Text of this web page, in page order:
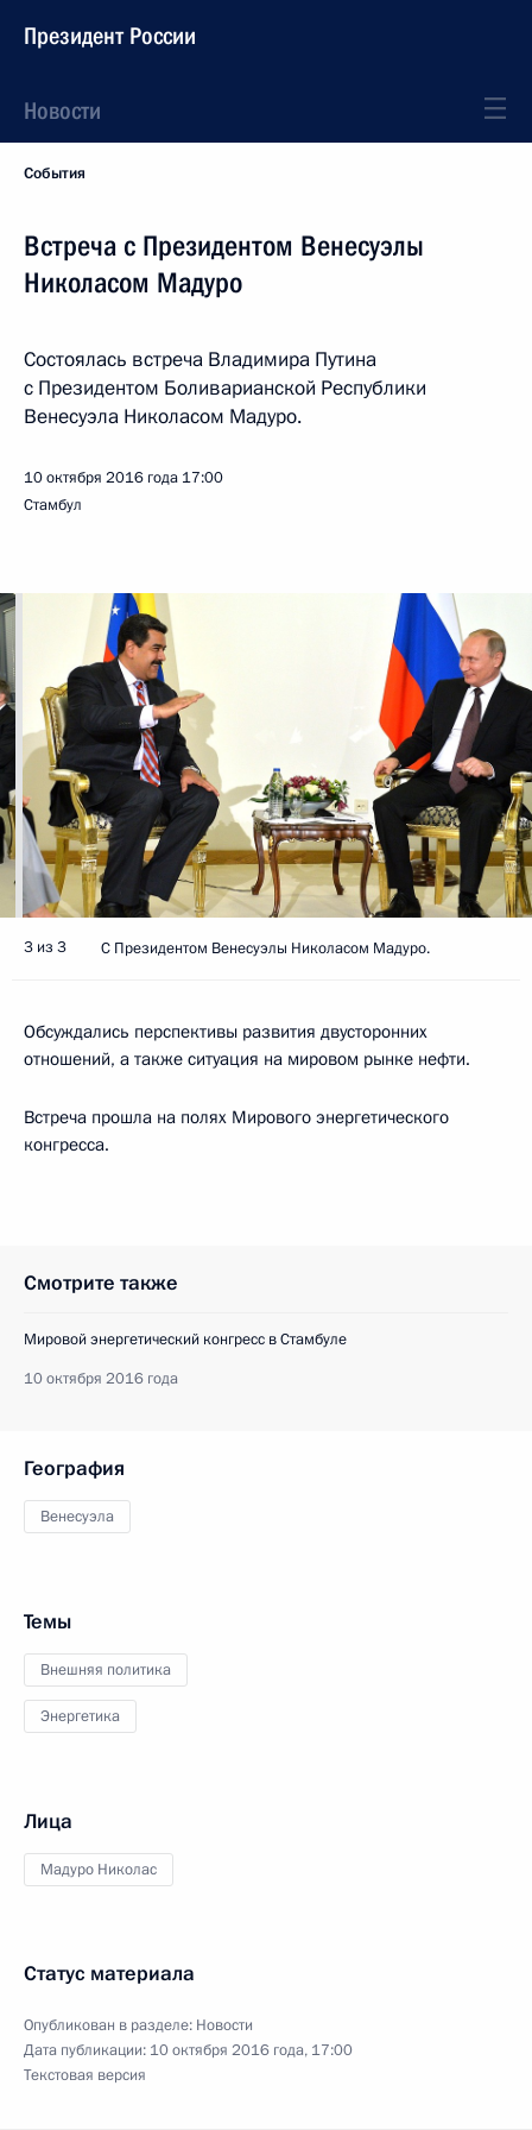
Президент России
Новости
События
Встреча с Президентом Венесуэлы
Николасом Мадуро
Состоялась встреча Владимира Путина
с Президентом Боливарианской Республики
Венесуэла Николасом Мадуро.
10 октября 2016 года 17:00
Стамбул
3 из 3 С Президентом Венесуэлы Николасом Мадуро.
Обсуждались перспективы развития двусторонних
отношений, а также ситуация на мировом рынке нефти.
Встреча прошла на полях Мирового энергетического
конгресса.
Смотрите также
Мировой энергетический конгресс в Стамбуле
10 октября 2016 года
География
Венесуэла
Темы
Внешняя политика
Энергетика
Лица
Мадуро Николас
Статус материала
Опубликован в разделе: Новости
Дата публикации: 10 октября 2016 года, 17:00
Текстовая версия